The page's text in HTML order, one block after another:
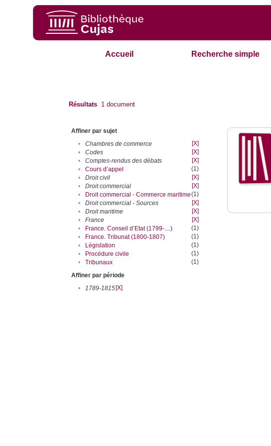
Accueil Recherche simple
Résultats 1 document
Affiner par sujet
•
Chambres de commerce
[X]
•
Codes
[X]
•
Comptes-rendus des débats
[X]
•
Cours d’appel
(1)
•
Droit civil
[X]
•
Droit commercial
[X]
•
Droit commercial - Commerce maritime(1)
•
Droit commercial - Sources
[X]
•
Droit maritime
[X]
•
France
[X]
•
France. Conseil d’Etat (1799-....)
(1)
•
France. Tribunat (1800-1807)
(1)
•
Législation
(1)
•
Procédure civile
(1)
•
Tribunaux
(1)
Affiner par période
•
1789-1815[X]